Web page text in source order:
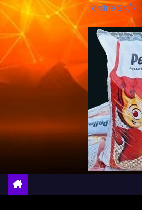
online 24/7